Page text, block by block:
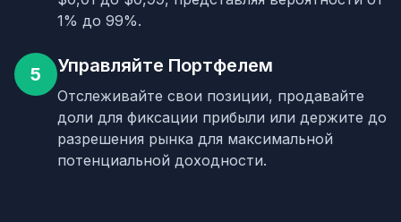
1% до 99%.
5 Управляйте Портфелем
Отслеживайте свои позиции, продавайте
доли для фиксации прибыли или держите до
разрешения рынка для максимальной
потенциальной доходности.